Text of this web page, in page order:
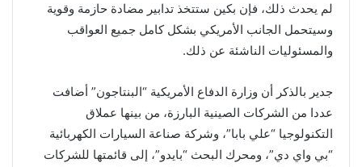
لم يحدث ذلك، فإن بكين ستتخذ تدابير مضادة حازمة وقوية
وسيتحمل الجانب الأمريكي بشكل كامل جميع العواقب
والمسئوليات الناشئة عن ذلك.
جدير بالذكر أن وزارة الدفاع الأمريكية “البنتاجون” أضافت
عددا من الشركات الصينية البارزة، من بينها عملاق
التكنولوجيا “علي بابا”، وشركة صناعة السيارات الكهربائية
“بي واي دي”، ومحرك البحث “بايدو”، إلى قائمتها للشركات